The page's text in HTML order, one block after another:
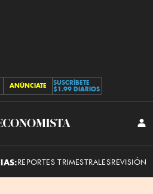
ANÚNCIATE
SUSCRÍBETE
$1.99 DIARIOS
El
REPORTES TRIMESTRALESREVISIÓN